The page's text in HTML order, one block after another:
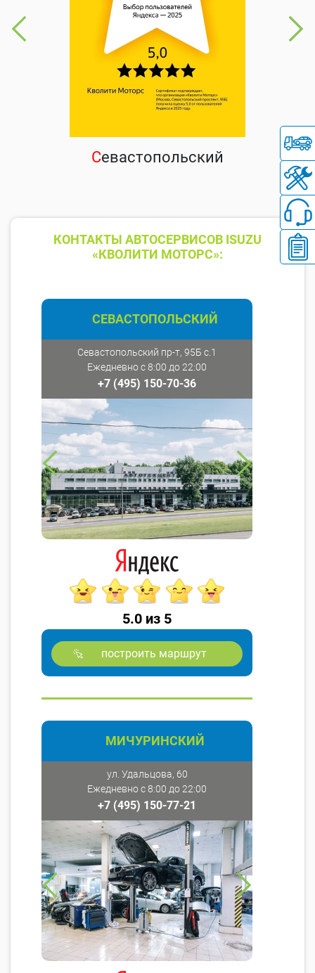
Севастопольский
КОНТАКТЫ АВТОСЕРВИСОВ ISUZU
«КВОЛИТИ МОТОРС»:
СЕВАСТОПОЛЬСКИЙ
Севастопольский пр-т, 95Б с.1
Ежедневно с 8:00 до 22:00
+7 (495) 150-70-36
5.0 из 5
построить маршрут
МИЧУРИНСКИЙ
ул. Удальцова, 60
Ежедневно с 8:00 до 22:00
+7 (495) 150-77-21